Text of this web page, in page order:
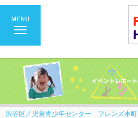
渋谷区／児童青少年センター フレンズ本町